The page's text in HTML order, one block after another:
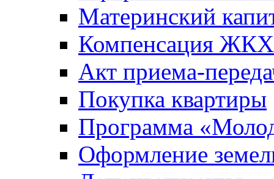
Материнский
Компенсация ЖКХ
Акт приема-
Покупка квартиры
Программа
Оформление